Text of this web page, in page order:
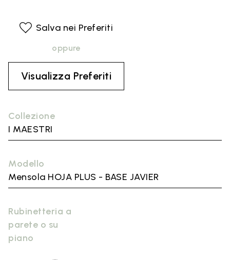
Collezione
I MAESTRI
Modello
Mensola HOJA PLUS - BASE JAVIER
Rubinetteria a
parete o su
piano
Salva nei Preferiti
oppure
Visualizza Preferiti